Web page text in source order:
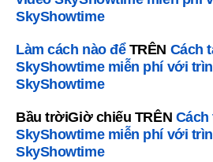
SkyShowtime
Làm cách nào đểTRÊN Cách
SkyShowtime miễn phí với
SkyShowtime
Bầu trờiGiờ chiếu TRÊN Cách
SkyShowtime miễn phí với
SkyShowtime